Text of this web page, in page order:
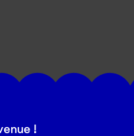
du Grand T :
!